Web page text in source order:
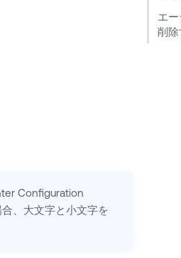
エ
削除
Configuration
、大文字と小文字を